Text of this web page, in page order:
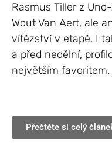
Rasmus Tiller z
Wout Van Aert, ale
vítězství v etapě. I
a před nedělní,
největším favoritem.
Přečtěte si celý